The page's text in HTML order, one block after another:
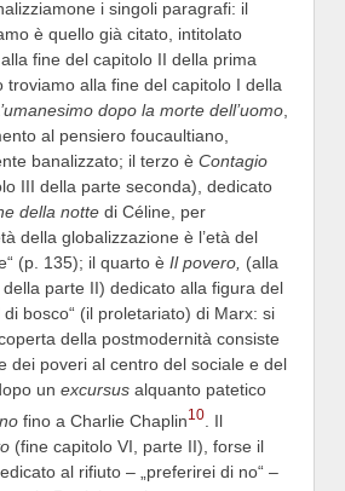
i singoli paragrafi: il
è quello già citato, intitolato
fine del capitolo II della prima
troviamo alla fine del capitolo I della
dopo la morte dell’uomo,
al pensiero foucaultiano,
banalizzato; il terzo è Contagio
III della parte seconda), dedicato
della notte di Céline, per
della globalizzazione è l’età del
(p. 135); il quarto è Il povero, (alla
parte II) dedicato alla figura del
di bosco“ (il proletariato) di Marx: si
della postmodernità consiste
dei poveri al centro del sociale e del
un excursus alquanto patetico
fino a Charlie Chaplin10 . Il
(fine capitolo VI, parte II), forse il
al rifiuto – „preferirei di no“ –